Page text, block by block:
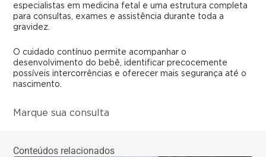
especialistas em medicina fetal e uma estrutura completa
para consultas, exames e assistência durante toda a
gravidez.
O cuidado contínuo permite acompanhar o
desenvolvimento do bebê, identificar precocemente
possíveis intercorrências e oferecer mais segurança até o
nascimento.
Marque sua consulta
Conteúdos relacionados